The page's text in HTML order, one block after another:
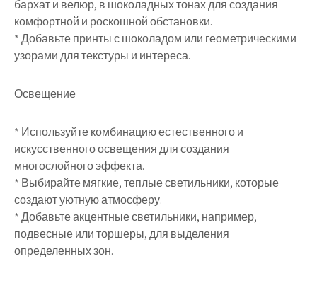
бархат и велюр, в шоколадных тонах для создания
комфортной и роскошной обстановки.
* Добавьте принты с шоколадом или геометрическими
узорами для текстуры и интереса.
Освещение
* Используйте комбинацию естественного и
искусственного освещения для создания
многослойного эффекта.
* Выбирайте мягкие, теплые светильники, которые
создают уютную атмосферу.
* Добавьте акцентные светильники, например,
подвесные или торшеры, для выделения
определенных зон.